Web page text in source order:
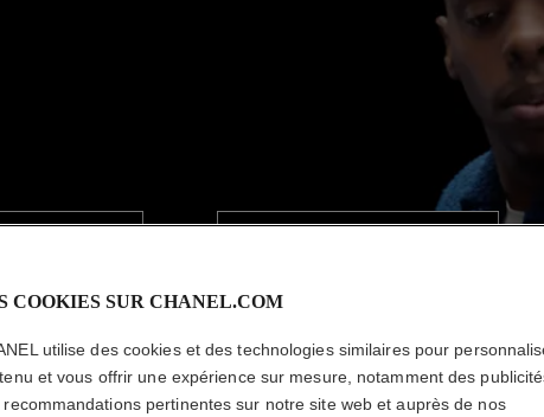
COOKIES SUR CHANEL.COM
utilise des cookies et des technologies similaires pour
et vous offrir une expérience sur mesure, notamment des
recommandations pertinentes sur notre site web et auprès de nos